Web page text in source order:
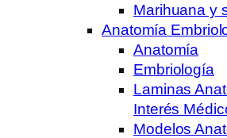
Marihuana y
Anatomía
Anatomía
Embriología
Laminas
Interés
Modelos